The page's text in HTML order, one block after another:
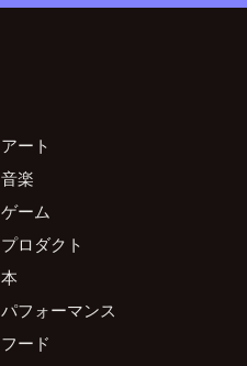
アート
音楽
ゲーム
プロダクト
本
パフォーマンス
フード